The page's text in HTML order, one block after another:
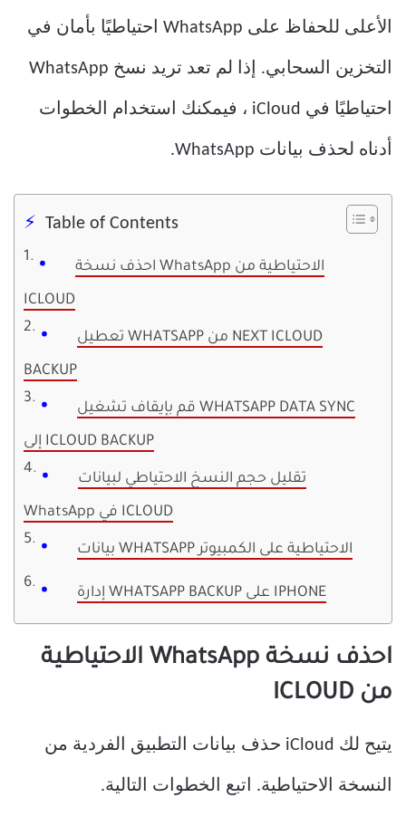
الأعلى للحفاظ على WhatsApp احتياطيًا بأمان في
التخزين السحابي. إذا لم تعد تريد نسخ WhatsApp
احتياطيًا في iCloud ، فيمكنك استخدام الخطوات
أدناه لحذف بيانات WhatsApp.
Table of Contents
احذف نسخة WhatsApp الاحتياطية من
ICLOUD
تعطيل WHATSAPP من NEXT ICLOUD
BACKUP
قم بإيقاف تشغيل WHATSAPP DATA SYNC
إلى ICLOUD BACKUP
تقليل حجم النسخ الاحتياطي لبيانات
WhatsApp في ICLOUD
بيانات WHATSAPP الاحتياطية على الكمبيوتر
إدارة WHATSAPP BACKUP على IPHONE
احذف نسخة WhatsApp الاحتياطية
من ICLOUD
يتيح لك iCloud حذف بيانات التطبيق الفردية من
النسخة الاحتياطية. اتبع الخطوات التالية.